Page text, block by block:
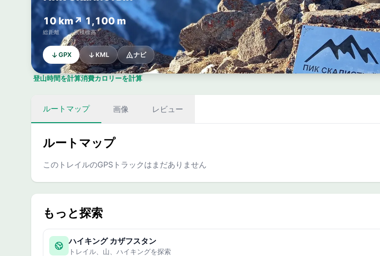
10 km
総距離
↗ 1,100 m
累積標高
GPX KML ナビ
登山時間を計算消費カロリーを計算
ルートマップ 画像 レビュー
ルートマップ
このトレイルのGPSトラックはまだありません
もっと探索
ハイキング カザフスタン
トレイル、山、ハイキングを探索